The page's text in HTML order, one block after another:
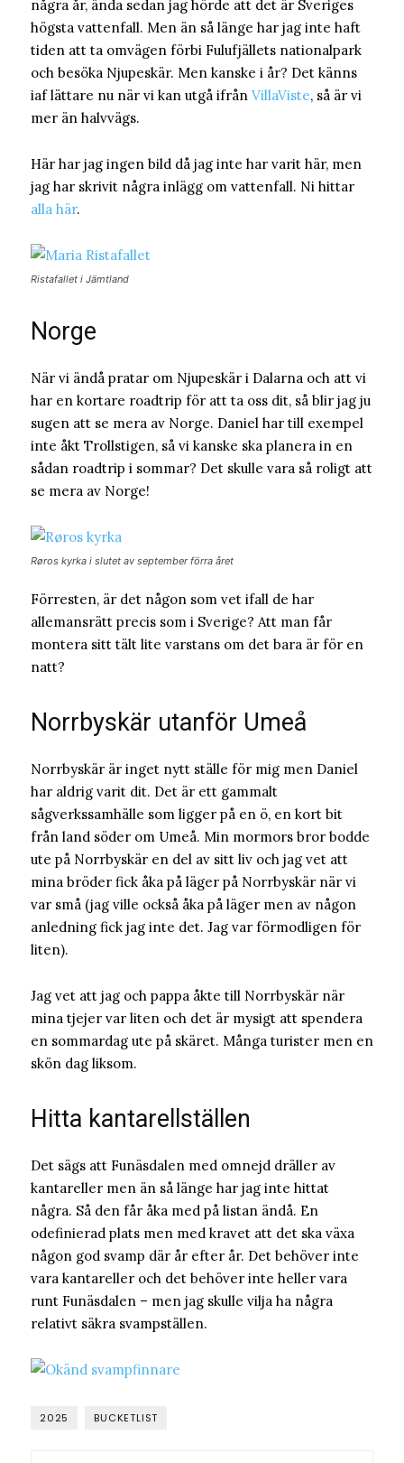
några år, ända sedan jag hörde att det är Sveriges
högsta vattenfall. Men än så länge har jag inte haft
tiden att ta omvägen förbi Fulufjällets nationalpark
och besöka Njupeskär. Men kanske i år? Det känns
iaf lättare nu när vi kan utgå ifrån VillaViste, så är vi
mer än halvvägs.
Här har jag ingen bild då jag inte har varit här, men
jag har skrivit några inlägg om vattenfall. Ni hittar
alla här.
Ristafallet i Jämtland
Norge
När vi ändå pratar om Njupeskär i Dalarna och att vi
har en kortare roadtrip för att ta oss dit, så blir jag ju
sugen att se mera av Norge. Daniel har till exempel
inte åkt Trollstigen, så vi kanske ska planera in en
sådan roadtrip i sommar? Det skulle vara så roligt att
se mera av Norge!
Røros kyrka i slutet av september förra året
Förresten, är det någon som vet ifall de har
allemansrätt precis som i Sverige? Att man får
montera sitt tält lite varstans om det bara är för en
natt?
Norrbyskär utanför Umeå
Norrbyskär är inget nytt ställe för mig men Daniel
har aldrig varit dit. Det är ett gammalt
sågverkssamhälle som ligger på en ö, en kort bit
från land söder om Umeå. Min mormors bror bodde
ute på Norrbyskär en del av sitt liv och jag vet att
mina bröder fick åka på läger på Norrbyskär när vi
var små (jag ville också åka på läger men av någon
anledning fick jag inte det. Jag var förmodligen för
liten).
Jag vet att jag och pappa åkte till Norrbyskär när
mina tjejer var liten och det är mysigt att spendera
en sommardag ute på skäret. Många turister men en
skön dag liksom.
Hitta kantarellställen
Det sägs att Funäsdalen med omnejd dräller av
kantareller men än så länge har jag inte hittat
några. Så den får åka med på listan ändå. En
odefinierad plats men med kravet att det ska växa
någon god svamp där år efter år. Det behöver inte
vara kantareller och det behöver inte heller vara
runt Funäsdalen – men jag skulle vilja ha några
relativt säkra svampställen.
2025 BUCKETLIST